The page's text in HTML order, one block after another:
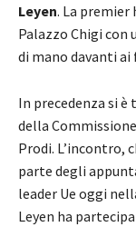
Leyen. La premier
Palazzo Chigi
di mano davanti
In precedenza si
della
Prodi. L’incontro,
parte degli
leader Ue oggi
Leyen ha